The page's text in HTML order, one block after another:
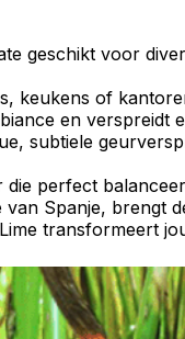
geschikt voor
keukens of
en verspreidt
subtiele
die perfect
Spanje, brengt
transformeert